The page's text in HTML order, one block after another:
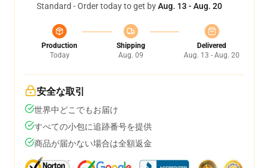
Standard - Order today to get byAug. 13 - Aug. 20
Production
Today
Shipping
Aug. 09
Delivered
Aug. 13 - Aug. 20
安全な取引
世界中どこでもお届け
すべての小包に追跡番号を提供
商品が届かない場合は全額返金